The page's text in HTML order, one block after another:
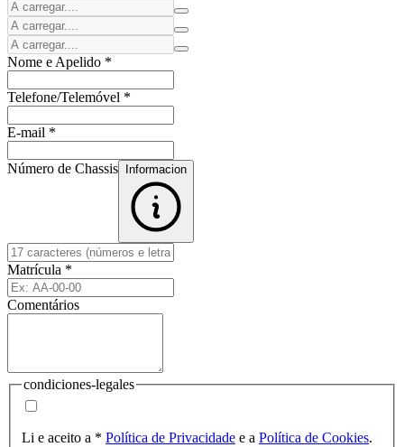
Nome e Apelido *
Telefone/Telemóvel *
E-mail *
Número de Chassis Informacion
Matrícula *
Comentários
condiciones-legales
Li e aceito a * Política de Privacidade e a Política de Cookies.